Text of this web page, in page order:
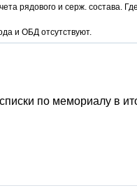
рядового и серж. состава.
и ОБД отсутствуют.
по мемориалу в